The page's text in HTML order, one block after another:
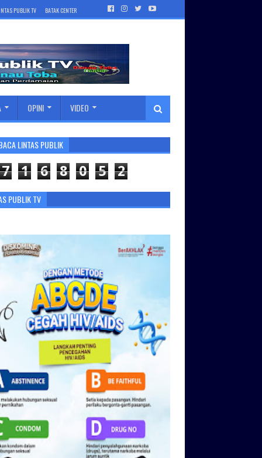
PUBLIK TV BATAK CENTER
OPINI VIDEO
LINTAS PUBLIK
7 1 6 8 0 5 2
PUBLIK TV